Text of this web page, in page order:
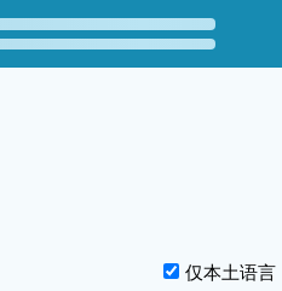
仅本土语言